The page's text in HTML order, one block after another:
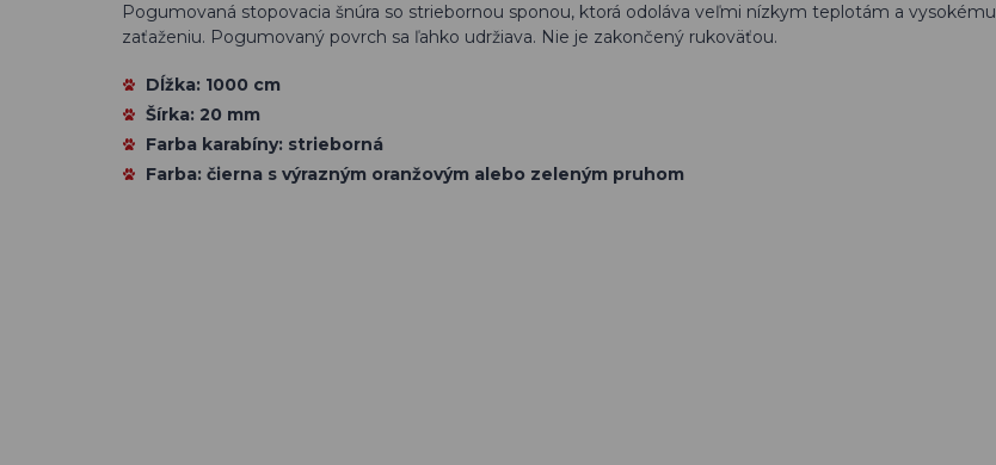
Pogumovaná stopovacia šnúra so striebornou sponou, ktorá odoláva veľmi nízkym teplotám a vysokému
zaťaženiu. Pogumovaný povrch sa ľahko udržiava. Nie je zakončený rukoväťou.
Dĺžka: 1000 cm
Šírka: 20 mm
Farba karabíny: strieborná
Farba: čierna s výrazným oranžovým alebo zeleným pruhom